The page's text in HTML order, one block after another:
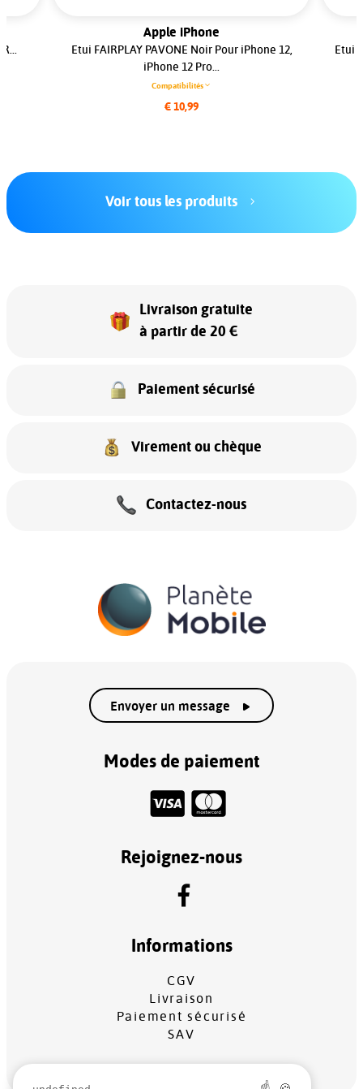
Apple iPhone
Etui FAIRPLAY PAVONE Noir Pour iPhone 12,
iPhone 12 Pro...
Compatibilités
€ 10,99
Etui
Voir tous les produits
Livraison gratuite
à partir de 20 €
Paiement sécurisé
Virement ou chèque
Contactez-nous
Envoyer un message
Modes de paiement
Rejoignez-nous
Informations
CGV
Livraison
Paiement sécurisé
SAV